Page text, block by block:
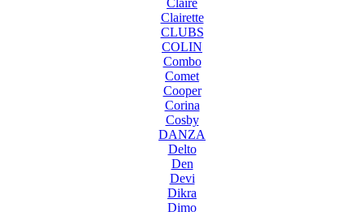
Clairette
CLUBS
COLIN
Combo
Comet
Cooper
Corina
Cosby
DANZA
Delto
Den
Devi
Dikra
Dimo